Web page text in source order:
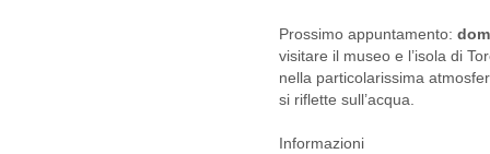
Prossimo appuntamento:
visitare il museo e l’isola di
nella particolarissima
si riflette sull’acqua.
Informazioni